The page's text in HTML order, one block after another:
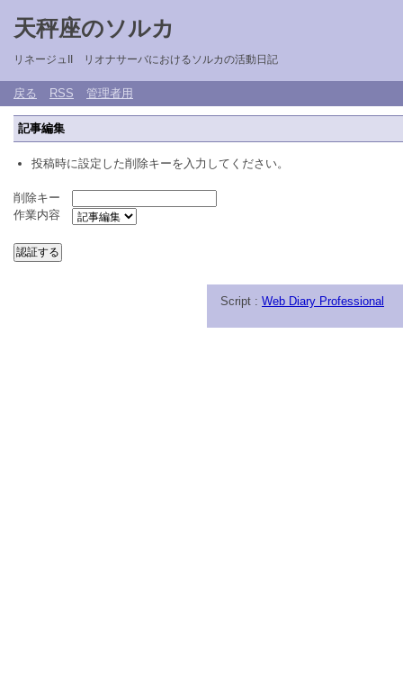
天秤座のソルカ
リネージュII リオナサーバにおけるソルカの活動日記
戻る RSS 管理者用
記事編集
投稿時に設定した削除キーを入力してください。
削除キー
作業内容
Script : Web Diary Professional